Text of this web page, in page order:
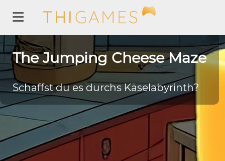
The Jumping Cheese Maze
Schaffst du es durchs Käselabyrinth?